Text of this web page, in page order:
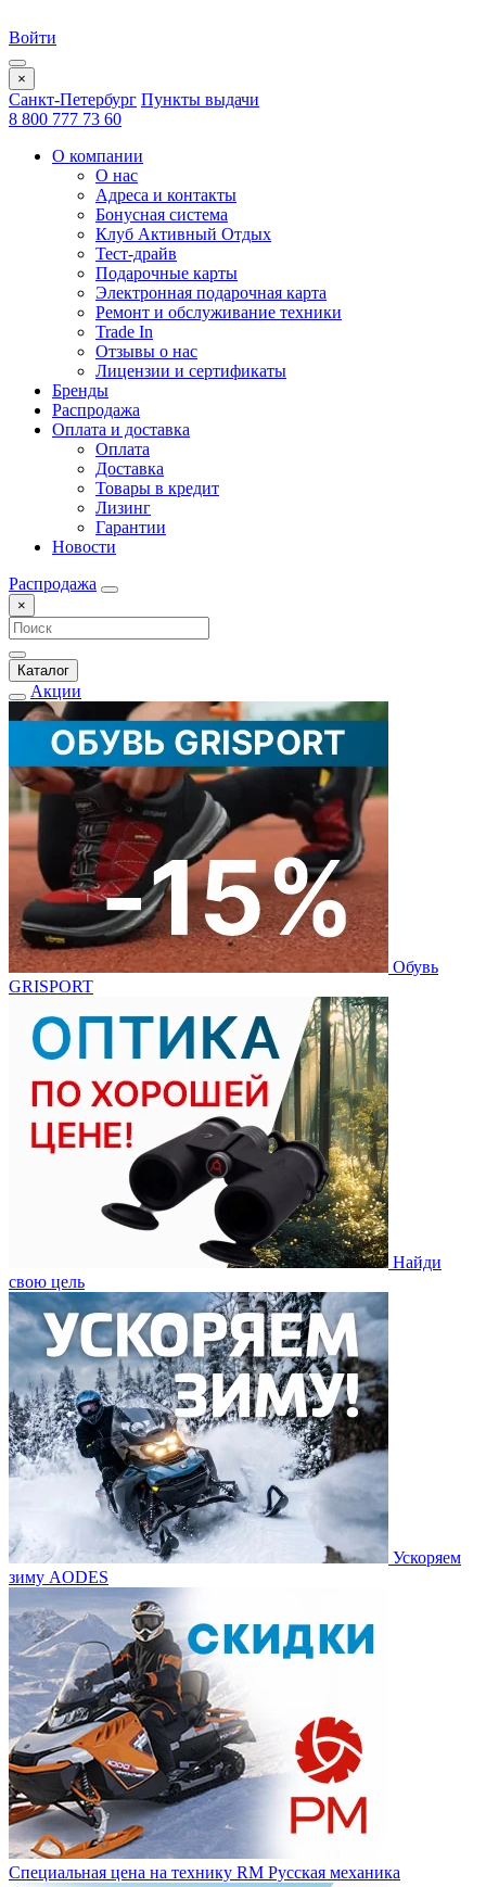
Войти
×
Санкт-Петербург Пункты выдачи
8 800 777 73 60
О компании
О нас
Адреса и контакты
Бонусная система
Клуб Активный Отдых
Тест-драйв
Подарочные карты
Электронная подарочная карта
Ремонт и обслуживание техники
Trade In
Отзывы о нас
Лицензии и сертификаты
Бренды
Распродажа
Оплата и доставка
Оплата
Доставка
Товары в кредит
Лизинг
Гарантии
Новости
Распродажа
×
Каталог
Акции
Обувь
GRISPORT
Найди
свою цель
Ускоряем
зиму AODES
Специальная цена на технику RM Русская механика